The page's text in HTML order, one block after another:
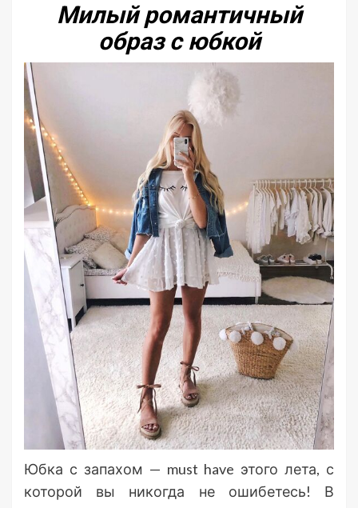
Милый романтичный
образ с юбкой
Юбка с запахом — must have этого лета, с
которой вы никогда не ошибетесь! В